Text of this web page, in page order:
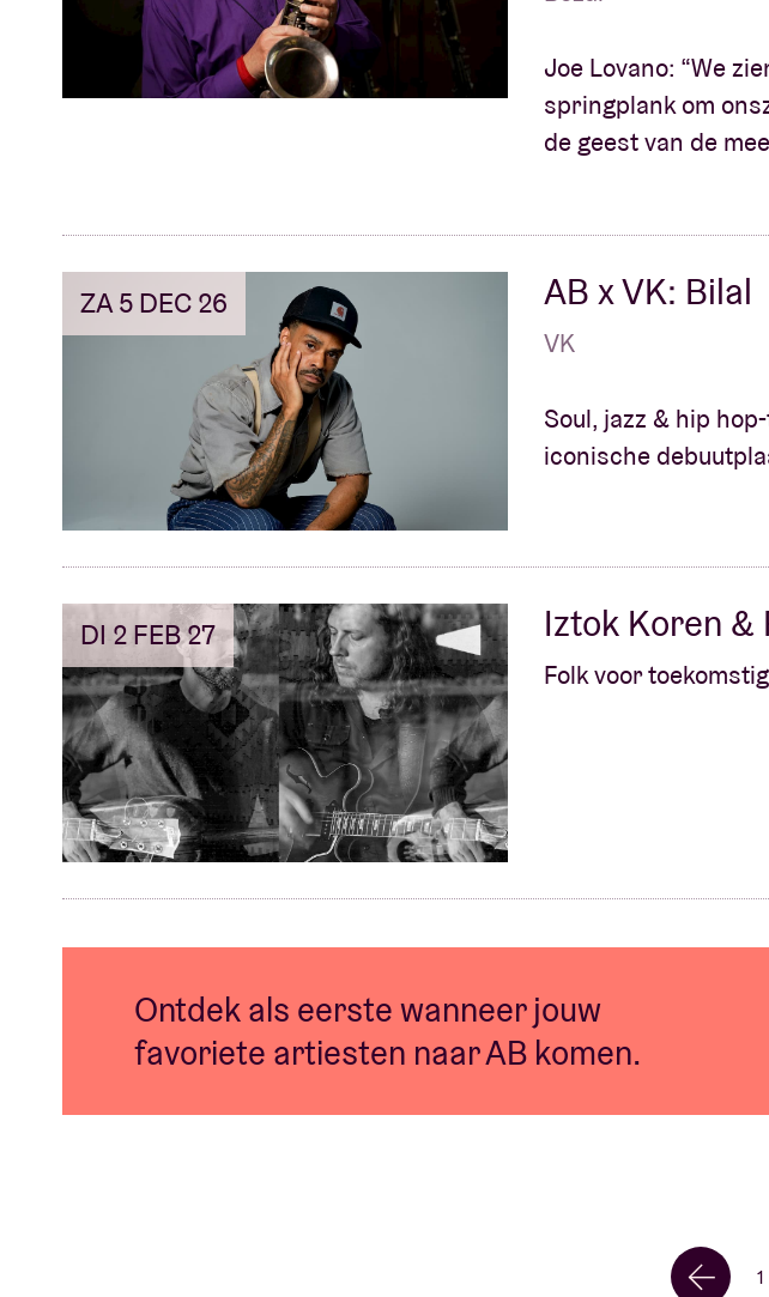
Joe Lovano: “We
springplank om
de geest van de
ZA 5 DEC 26 AB x VK: Bilal
VK
Soul, jazz & hip
iconische
DI 2 FEB 27 Iztok Koren &
Folk voor
Ontdek als eerste wanneer jouw
favoriete artiesten naar AB komen.
1